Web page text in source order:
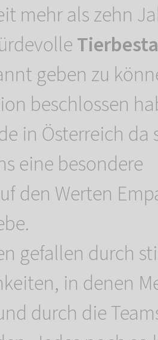
mehr als zehn
geben zu
beschlossen
in Österreich da
eine besondere
den Werten
gefallen durch
in denen
durch die